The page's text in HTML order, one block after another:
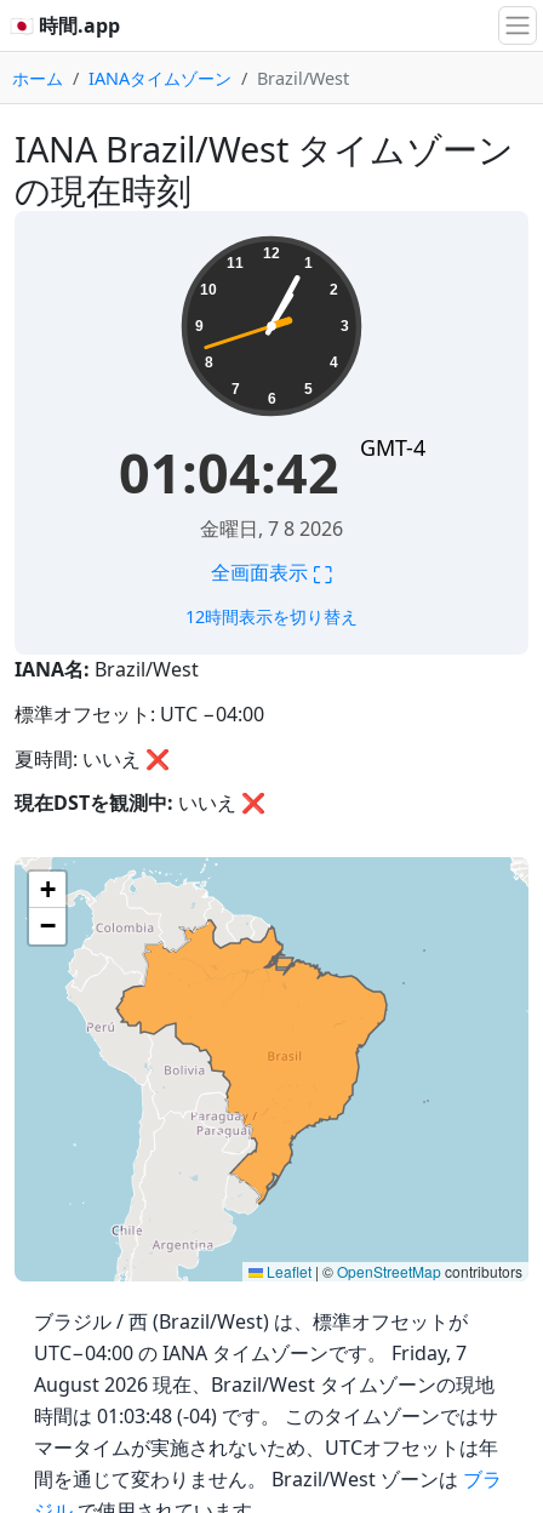
🇯🇵 時間.app
ホーム IANAタイムゾーン Brazil/West
IANA Brazil/West タイムゾーン
の現在時刻
12
1
2
3
4
5
6
7
8
9
10
11
01:04:42 GMT-4
金曜日, 7 8 2026
全画面表示 ⛶
12時間表示を切り替え
IANA名: Brazil/West
標準オフセット: UTC −04:00
夏時間: いいえ ❌
現在DSTを観測中: いいえ ❌
+
−
Leaflet | ©OpenStreetMapcontributors
ブラジル / 西 (Brazil/West) は、標準オフセットが
UTC−04:00 の IANA タイムゾーンです。 Friday, 7
August 2026 現在、Brazil/West タイムゾーンの現地
時間は 01:03:48 (-04) です。 このタイムゾーンではサ
マータイムが実施されないため、UTCオフセットは年
間を通じて変わりません。 Brazil/West ゾーンは ブラ